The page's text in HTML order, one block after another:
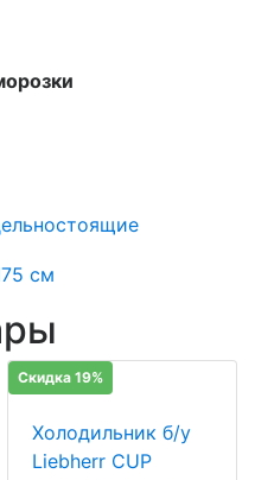
см
Скидка 19%
Холодильник б/у
Liebherr CUP